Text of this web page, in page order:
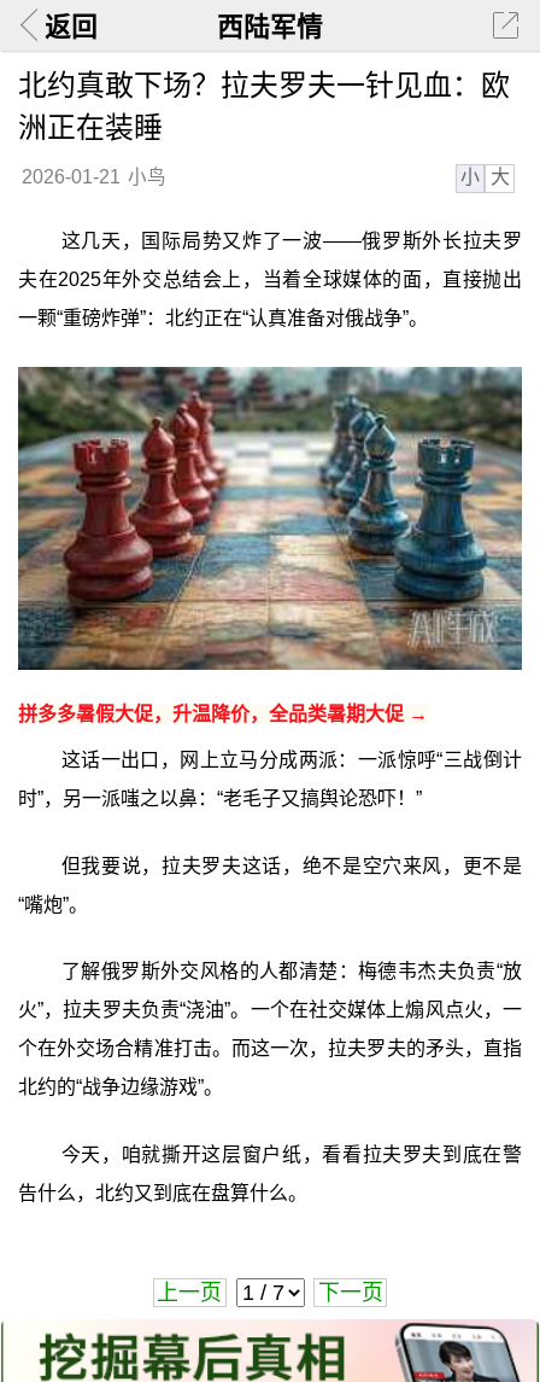
返回 西陆军情
北约真敢下场？拉夫罗夫一针见血：欧
洲正在装睡
2026-01-21 小鸟 小 大
这几天，国际局势又炸了一波——俄罗斯外长拉夫罗
夫在2025年外交总结会上，当着全球媒体的面，直接抛出
一颗“重磅炸弹”：北约正在“认真准备对俄战争”。
拼多多暑假大促，升温降价，全品类暑期大促 →
这话一出口，网上立马分成两派：一派惊呼“三战倒计
时”，另一派嗤之以鼻：“老毛子又搞舆论恐吓！”
但我要说，拉夫罗夫这话，绝不是空穴来风，更不是
“嘴炮”。
了解俄罗 斯外交风格的人都清楚：梅德韦杰夫负责“放
火”，拉夫罗夫负责“浇油”。一个在社交媒体上煽风点火，一
个在外交场合精准打击。而这一次，拉夫罗夫的矛头，直指
北约的“战争边缘游戏”。
今天，咱就撕开这层窗户纸，看看拉夫罗夫到底在警
告什么，北约又到底在盘算什么。
上一页 下一页